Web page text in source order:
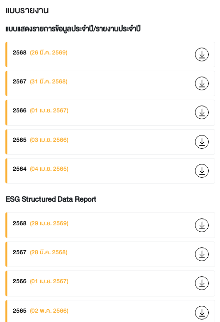
แบบรายงาน
แบบแสดงรายการข้อมูลประจำปี/รายงานประจำปี
2568 (26 มี.ค. 2569)
2567 (31 มี.ค. 2568)
2566 (01 เม.ย. 2567)
2565 (03 เม.ย. 2566)
2564 (04 เม.ย. 2565)
ESG Structured Data Report
2568 (29 เม.ย. 2569)
2567 (28 มี.ค. 2568)
2566 (01 เม.ย. 2567)
2565 (02 พ.ค. 2566)